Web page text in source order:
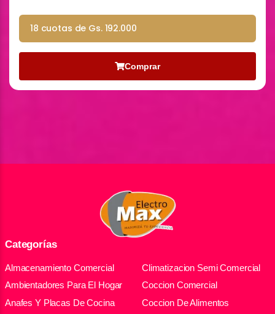
18 cuotas de Gs. 192.000
Comprar
Categorías
Almacenamiento Comercial
Ambientadores Para El Hogar
Anafes Y Placas De Cocina
Climatizacion Semi Comercial
Coccion Comercial
Coccion De Alimentos